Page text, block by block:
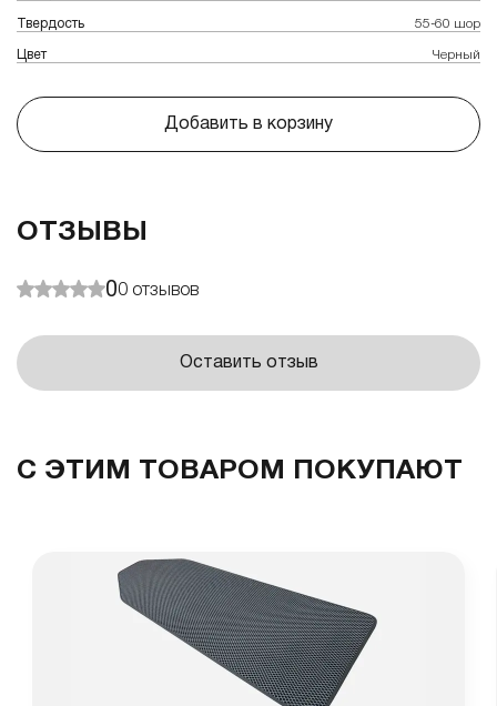
Твердость 55-60 шор
Цвет Черный
Добавить в корзину
ОТЗЫВЫ
00 отзывов
Оставить отзыв
С ЭТИМ ТОВАРОМ ПОКУПАЮТ